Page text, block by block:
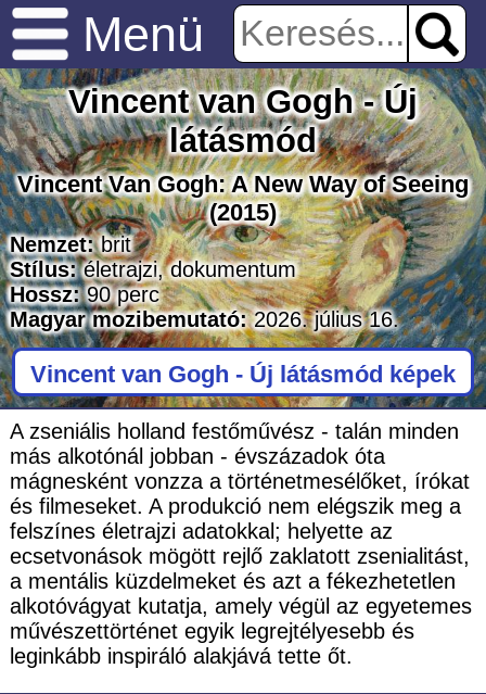
Menü
Vincent van Gogh - Új
látásmód
Vincent Van Gogh: A New Way of Seeing
(2015)
Nemzet: brit
Stílus: életrajzi,dokumentum
Hossz: 90perc
Magyar mozibemutató:2026. július 16.
Vincent van Gogh - Új látásmód képek
A zseniális holland festőművész - talán minden
más alkotónál jobban - évszázadok óta
mágnesként vonzza a történetmesélőket, írókat
és filmeseket. A produkció nem elégszik meg a
felszínes életrajzi adatokkal; helyette az
ecsetvonások mögött rejlő zaklatott zsenialitást,
a mentális küzdelmeket és azt a fékezhetetlen
alkotóvágyat kutatja, amely végül az egyetemes
művészettörténet egyik legrejtélyesebb és
leginkább inspiráló alakjává tette őt.